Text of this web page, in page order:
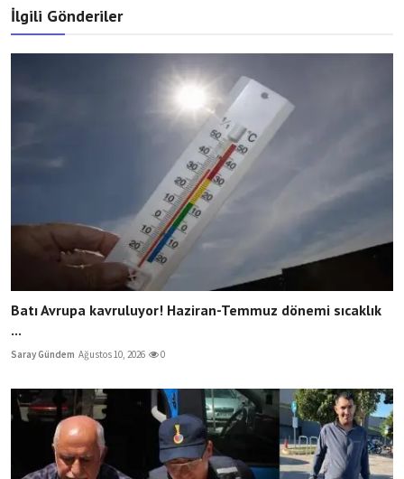
İlgili Gönderiler
Batı Avrupa kavruluyor! Haziran-Temmuz dönemi sıcaklık
...
Saray Gündem Ağustos 10, 2026 0